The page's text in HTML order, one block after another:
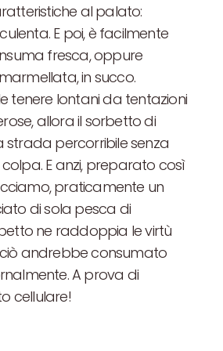
al palato:
E poi, è facilmente
fresca, oppure
in succo.
tenere lontani da tentazioni
allora il sorbetto di
strada percorribile senza
E anzi, preparato così
praticamente un
di sola pesca di
ne raddoppia le virtù
andrebbe consumato
A prova di
cellulare!